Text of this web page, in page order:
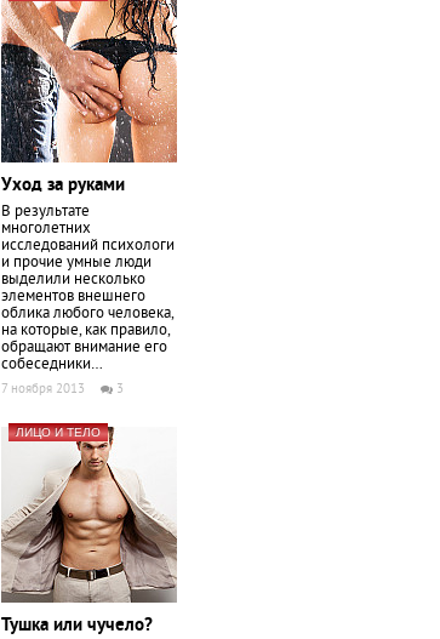
Уход за руками
В результате
многолетних
исследований психологи
и прочие умные люди
выделили несколько
элементов внешнего
облика любого человека,
на которые, как правило,
обращают внимание его
собеседники…
7 ноября 2013 3
ЛИЦО И ТЕЛО
Тушка или чучело?